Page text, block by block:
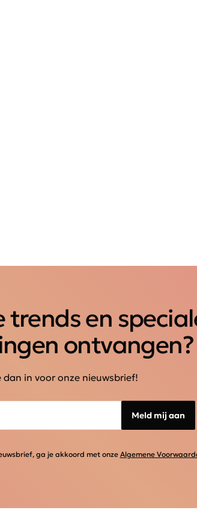
trends en
ontvangen?
dan in voor onze nieuwsbrief!
Meld mij aan
ga je akkoord met onzeAlgemene